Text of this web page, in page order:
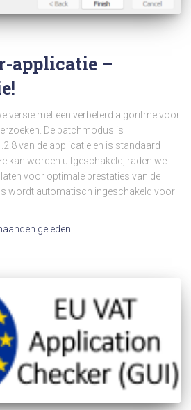
applicatie –
versie met een verbeterd algoritme voor
De batchmodus is
van de applicatie en is standaard
kan worden uitgeschakeld, raden we
voor optimale prestaties van de
wordt automatisch ingeschakeld voor
geleden